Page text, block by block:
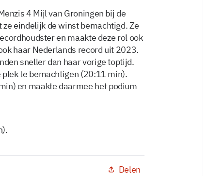
4 Mijl van Groningen bij de
eindelijk de winst bemachtigd. Ze
en maakte deze rol ook
haar Nederlands record uit 2023.
sneller dan haar vorige toptijd.
te bemachtigen (20:11 min).
en maakte daarmee het podium
Delen